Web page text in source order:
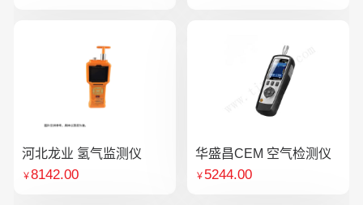
河北龙业 氢气监测仪
￥8142.00
华盛昌CEM 空气检测仪
￥ 5244.00